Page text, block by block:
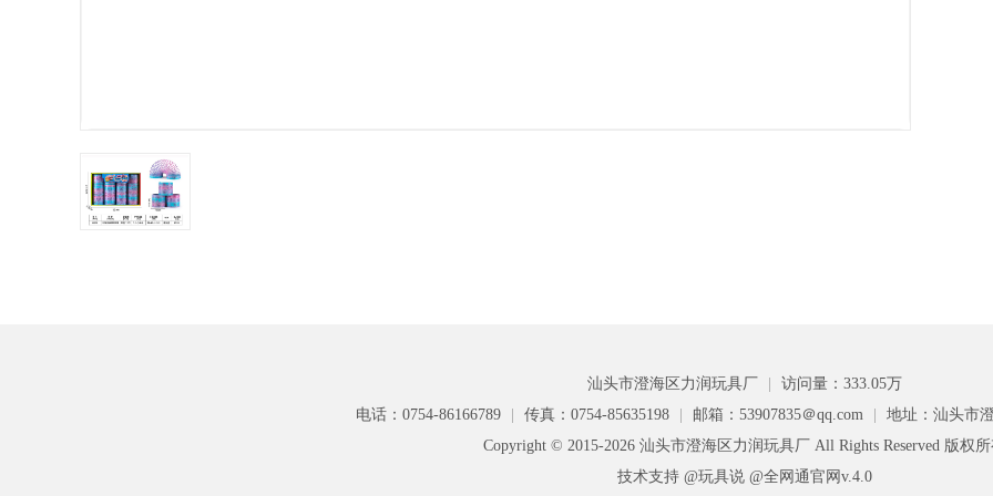
汕头市澄海区力润玩具厂
访问量：333.05万
电话：0754-86166789
传真：0754-85635198 邮箱：53907835＠qq.com
地址：汕头市
Copyright © 2015-2026 汕头市澄海区力润玩具厂 All Rights Reserved 版权
技术支持 @玩具说 @全网通官网v.4.0